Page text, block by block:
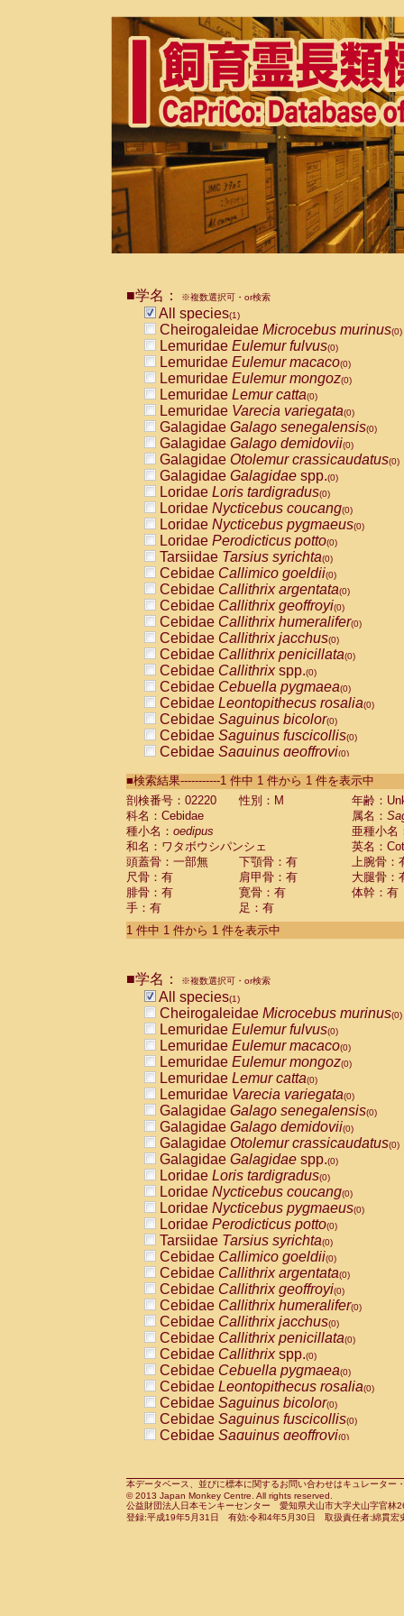
■学名： ※複数選択可・or検索
All species(1)
Cheirogaleidae Microcebus murinus(0)
Lemuridae Eulemur fulvus(0)
Lemuridae Eulemur macaco(0)
Lemuridae Eulemur mongoz(0)
Lemuridae Lemur catta(0)
Lemuridae Varecia variegata(0)
Galagidae Galago senegalensis(0)
Galagidae Galago demidovii(0)
Galagidae Otolemur crassicaudatus(0)
Galagidae Galagidae spp.(0)
Loridae Loris tardigradus(0)
Loridae Nycticebus coucang(0)
Loridae Nycticebus pygmaeus(0)
Loridae Perodicticus potto(0)
Tarsiidae Tarsius syrichta(0)
Cebidae Callimico goeldii(0)
Cebidae Callithrix argentata(0)
Cebidae Callithrix geoffroyi(0)
Cebidae Callithrix humeralifer(0)
Cebidae Callithrix jacchus(0)
Cebidae Callithrix penicillata(0)
Cebidae Callithrixspp.(0)
Cebidae Cebuella pygmaea(0)
Cebidae Leontopithecus rosalia(0)
Cebidae Saguinus bicolor(0)
Cebidae Saguinus fuscicollis(0)
Cebidae Saguinus geoffroyi(0)
CebidaeSaguinus labiatus(0)
Cebidae Saguinus leucopus (0)
Cebidae
Cebidae
CebidaeSaguinus nigricollis (0)
Cebidae Saguinus oedipus
Cebidae Saguinus weddelli
Cebidae Saguinusspp.
Cebidae Aotus trivirgatus
Cebidae Cebus albifrons
CebidaeCebus nigrivittatus
CebidaeCebus
CebidaeSaimiri boliviensis(0)
CebidaeSaimiri sciureus(0)
AtelidaeAlouatta caraya(0)
AtelidaeAlouatta fusca(0)
AtelidaeAlouatta seniculus
AtelidaeAlouattaspp.(0)
AtelidaeAteles belzebuth(0)
AtelidaeAteles geoffroyi(0)
AtelidaeAteles paniscus(0)
AtelidaeAtelesspp.(0)
Atelidae Lagothrix lagothricha
AtelidaeLagothrix lagothricha cana
PitheciidaeCacajao calvus
PitheciidaeCallicebus cupreus
PitheciidaeCallicebus donacophilus
PitheciidaeCallicebus moloch
PitheciidaeCallicebus torquatus
PitheciidaeCallicebusspp.(0)
PitheciidaeChiropotes satanas(0)
PitheciidaePithecia monachus
PitheciidaePithecia pithecia(0)
CercopithecidaeCercocebus agilis
CercopithecidaeCercocebus
CercopithecidaeCercocebus
CercopithecidaeCercocebus
CercopithecidaeCercocebus
CercopithecidaeCercocebushybrid
CercopithecidaePapio anubis(0)
CercopithecidaePapio cynocephalus
CercopithecidaePapio hamadryas(0)
■検索結果-----------1 件中 1 件から 1 件を表示中
剖検番号：02220
性別：M
年齢：
科名：Cebidae
属名：
種小名： oedipus
亜種小名
和名：ワタボウシパンシェ
英名：
頭蓋骨：一部無
下顎骨：有
上腕骨：
尺骨：有
肩甲骨：有
大腿骨：
腓骨：有
寛骨：有
体幹：有
手：有
足：有
1 件中 1 件から 1 件を表示中
■学名： ※複数選択可・or検索
All species(1)
Cheirogaleidae Microcebus murinus(0)
Lemuridae Eulemur fulvus(0)
Lemuridae Eulemur macaco(0)
Lemuridae Eulemur mongoz(0)
Lemuridae Lemur catta(0)
Lemuridae Varecia variegata(0)
Galagidae Galago senegalensis(0)
Galagidae Galago demidovii(0)
Galagidae Otolemur crassicaudatus(0)
Galagidae Galagidae spp.(0)
Loridae Loris tardigradus(0)
Loridae Nycticebus coucang(0)
Loridae Nycticebus pygmaeus(0)
Loridae Perodicticus potto(0)
Tarsiidae Tarsius syrichta(0)
Cebidae Callimico goeldii(0)
Cebidae Callithrix argentata(0)
Cebidae Callithrix geoffroyi(0)
Cebidae Callithrix humeralifer(0)
Cebidae Callithrix jacchus(0)
Cebidae Callithrix penicillata(0)
Cebidae Callithrixspp.(0)
Cebidae Cebuella pygmaea(0)
Cebidae Leontopithecus rosalia(0)
Cebidae Saguinus bicolor(0)
Cebidae Saguinus fuscicollis(0)
Cebidae Saguinus geoffroyi(0)
CebidaeSaguinus leucopus(0)
CebidaeSaguinus midas(0)
Cebidae Saguinus mystax(0)
本データベース、並びに標本に関するお問い合わせはキュレータ
© 2013 Japan Monkey Centre. All rights reserved.
公益財団法人日本モンキーセンター 愛知県犬山市大字犬山字官
登録:平成19年5月31日 有効:令和4年5月30日 取扱責任者:綿貫宏